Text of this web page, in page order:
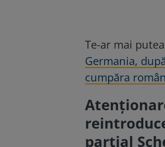
Te-ar mai
Germania,
cumpăra
parțial